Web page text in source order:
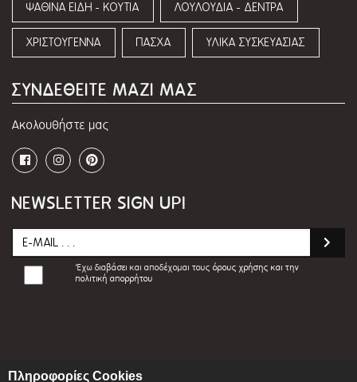
ΨΑΘΙΝΑ ΕΙΔΗ - ΚΟΥΤΙΑ ΛΟΥΛΟΥΔΙΑ - ΔΕΝΤΡΑ
ΧΡΙΣΤΟΥΓΕΝΝΑ ΠΑΣΧΑ ΥΛΙΚΑ ΣΥΣΚΕΥΑΣΙΑΣ
ΣΥΝΔΕΘΕΙΤΕ ΜΑΖΙ ΜΑΣ
Ακολουθήστε μας
NEWSLETTER SIGN UP!
Έχω διαβάσει και αποδέχομαι τους όρους χρήσης και την
πολιτική απορρήτου
Πληροφορίες Cookies